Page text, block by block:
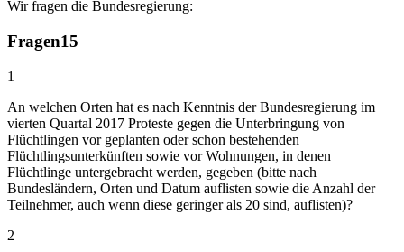
Wir fragen die Bundesregierung:
Fragen15
1
An welchen Orten hat es nach Kenntnis der Bundesregierung im
vierten Quartal 2017 Proteste gegen die Unterbringung von
Flüchtlingen vor geplanten oder schon bestehenden
Flüchtlingsunterkünften sowie vor Wohnungen, in denen
Flüchtlinge untergebracht werden, gegeben (bitte nach
Bundesländern, Orten und Datum auflisten sowie die Anzahl der
Teilnehmer, auch wenn diese geringer als 20 sind, auflisten)?
2